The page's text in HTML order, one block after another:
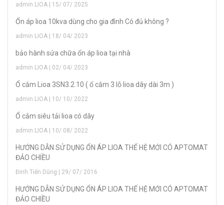
admin LIOA | 15/ 07/ 2025
Ổn áp lioa 10kva dùng cho gia đình Có đủ không ?
admin LIOA | 18/ 04/ 2023
bảo hành sửa chữa ổn áp lioa tại nhà
admin LIOA | 02/ 04/ 2023
Ổ cắm Lioa 3SN3.2.10 ( ổ cắm 3 lỗ lioa dây dài 3m )
admin LIOA | 10/ 10/ 2022
Ổ cắm siêu tải lioa có dây
admin LIOA | 10/ 08/ 2022
HƯỚNG DẪN SỬ DỤNG ỔN ÁP LIOA THẾ HỆ MỚI CÓ APTOMAT
ĐẢO CHIỀU
Đinh Tiến Dũng | 29/ 07/ 2016
HƯỚNG DẪN SỬ DỤNG ỔN ÁP LIOA THẾ HỆ MỚI CÓ APTOMAT
ĐẢO CHIỀU